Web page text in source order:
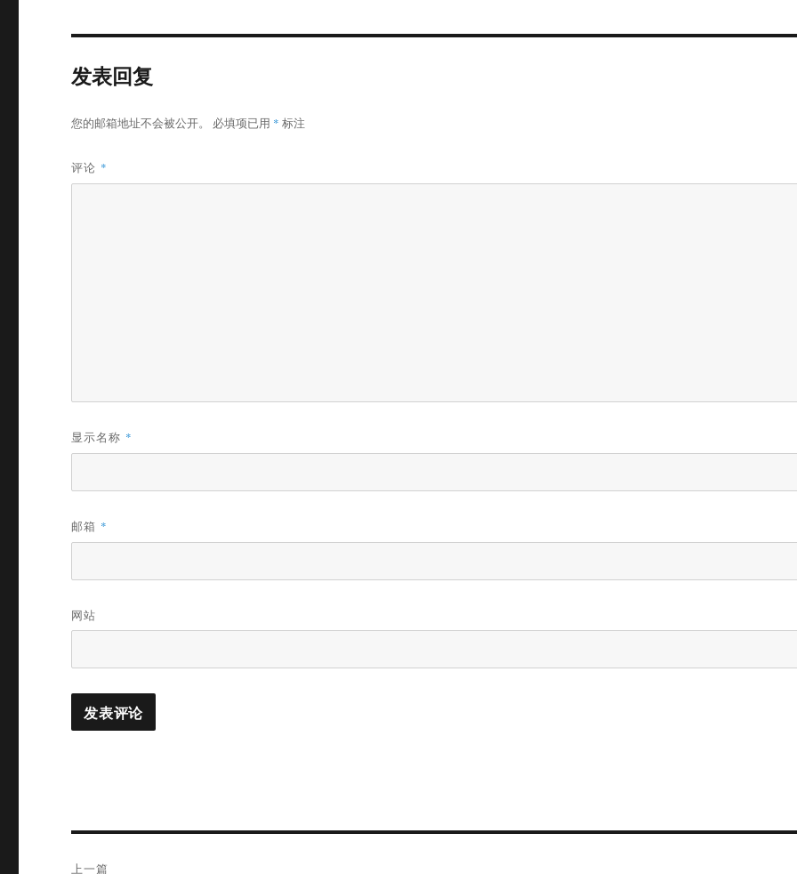
发表回复
您的邮箱地址不会被公开。 必填项已用 * 标注
评论 *
显示名称 *
邮箱 *
网站
上一篇